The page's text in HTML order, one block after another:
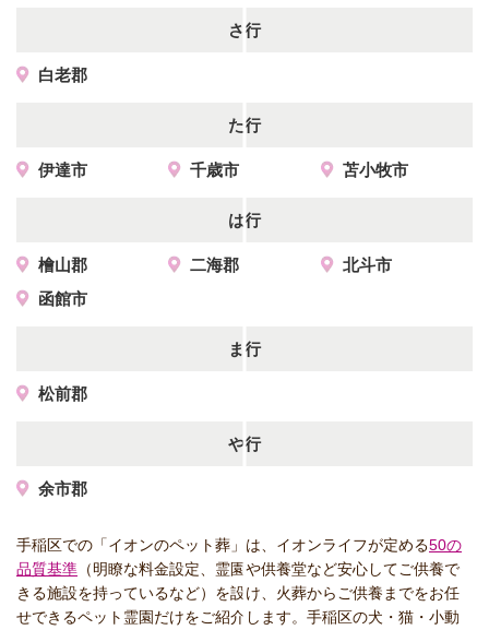
さ行
白老郡
た行
伊達市 千歳市 苫小牧市
は行
檜山郡 二海郡
北斗市
函館市
ま行
松前郡
や行
余市郡
手稲区での「イオンのペット葬」は、イオンライフが定める50の
品質基準 （明瞭な料金設定、霊園や供養堂など安心してご供養で
きる施設を持っているなど）を設け、火葬からご供養までをお任
せできるペット霊園だけをご紹介します。手稲区の犬・猫・小動